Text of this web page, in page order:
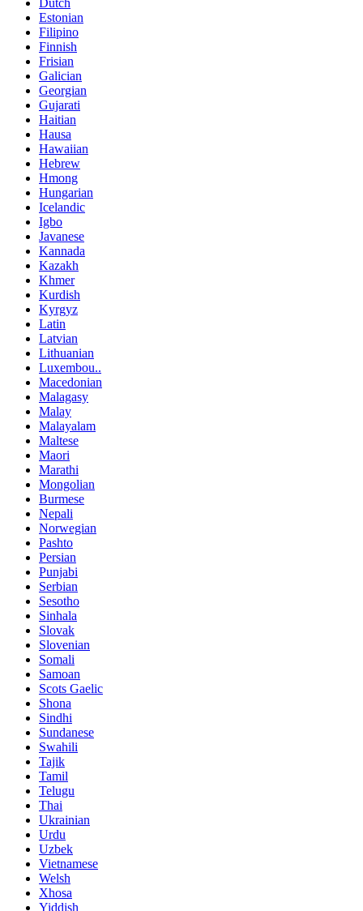
Dutch
Estonian
Filipino
Finnish
Frisian
Galician
Georgian
Gujarati
Haitian
Hausa
Hawaiian
Hebrew
Hmong
Hungarian
Icelandic
Igbo
Javanese
Kannada
Kazakh
Khmer
Kurdish
Kyrgyz
Latin
Latvian
Lithuanian
Luxembou..
Macedonian
Malagasy
Malay
Malayalam
Maltese
Maori
Marathi
Mongolian
Burmese
Nepali
Norwegian
Pashto
Persian
Punjabi
Serbian
Sesotho
Sinhala
Slovak
Slovenian
Somali
Samoan
Scots Gaelic
Shona
Sindhi
Sundanese
Swahili
Tajik
Tamil
Telugu
Thai
Ukrainian
Urdu
Uzbek
Vietnamese
Welsh
Xhosa
Yiddish